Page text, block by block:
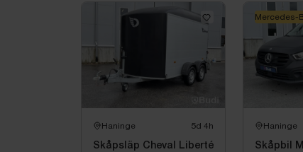
Haninge 5d 4h
Skåpsläp Cheval Liberté
Haninge
Skåpbil
Mercedes-